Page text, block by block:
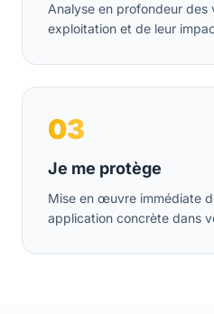
Analyse en profondeur des
exploitation et de leur
03
Je me protège
Mise en œuvre immédiate
application concrète dans